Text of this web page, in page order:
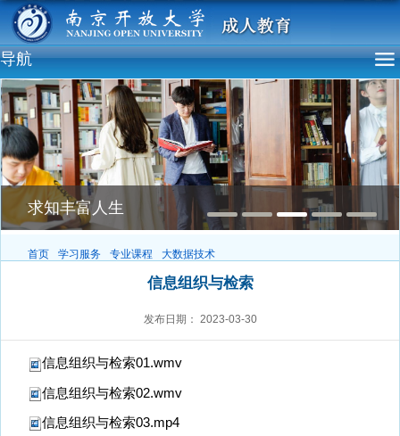
导航
求知丰富人生
首页 学习服务 专业课程 大数据技术
信息组织与检索
发布日期： 2023-03-30
信息组织与检索01.wmv
信息组织与检索02.wmv
信息组织与检索03.mp4